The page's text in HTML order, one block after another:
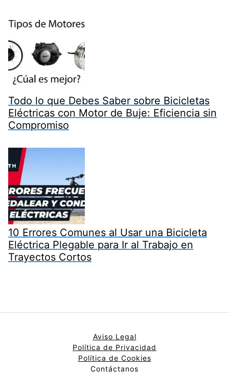
Todo lo que Debes Saber sobre Bicicletas
Eléctricas con Motor de Buje: Eficiencia sin
Compromiso
10 Errores Comunes al Usar una Bicicleta
Eléctrica Plegable para Ir al Trabajo en
Trayectos Cortos
Aviso Legal
Política de Privacidad
Política de Cookies
Contáctanos